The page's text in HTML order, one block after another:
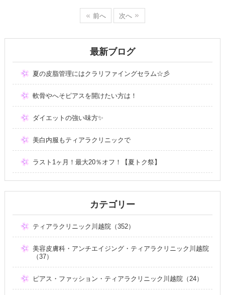
前へ 次へ
最新ブログ
夏の皮脂管理にはクラリファイングセラム☆彡
軟骨やへそピアスを開けたい方は！
ダイエットの強い味方✨
美白内服もティアラクリニックで
ラスト1ヶ月！最大20％オフ！【夏トク祭】
カテゴリー
ティアラクリニック川越院（352）
美容皮膚科・アンチエイジング・ティアラクリニック川越院
（37）
ピアス・ファッション・ティアラクリニック川越院（24）